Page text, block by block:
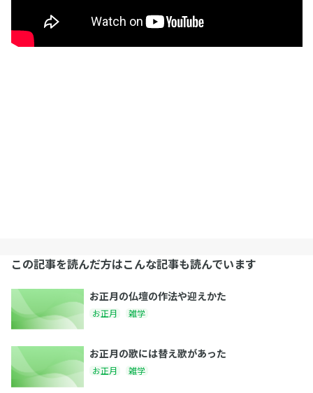
この記事を読んだ方はこんな記事も読んでいます
お正月の仏壇の作法や迎えかた
お正月 雑学
お正月の歌には替え歌があった
お正月 雑学